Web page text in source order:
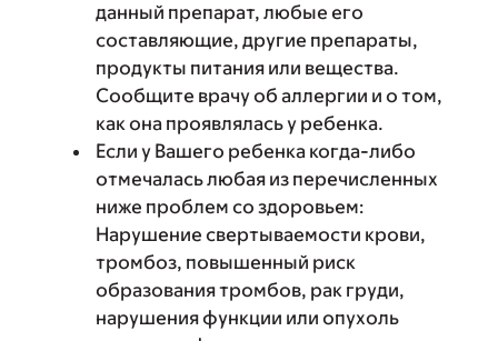
данный препарат, любые его
составляющие, другие препараты,
продукты питания или вещества.
Сообщите врачу об аллергии и о том,
как она проявлялась у ребенка.
Если у Вашего ребенка когда-либо
отмечалась любая из перечисленных
ниже проблем со здоровьем:
Нарушение свертываемости крови,
тромбоз, повышенный риск
образования тромбов, рак груди,
нарушения функции или опухоль